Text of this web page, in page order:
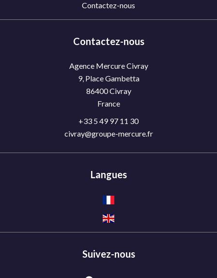
Contactez-nous
Contactez-nous
Agence Mercure Civray
9, Place Gambetta
86400Civray
France
+33 5 49 97 11 30
civray@groupe-mercure.fr
Langues
Suivez-nous